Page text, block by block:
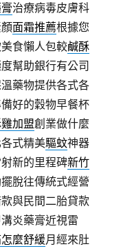
治療病毒皮膚科
面霜推薦根據您
食懶人包較鹹酥
幫助銀行有公司
藥物提供各式各
好的穀物早餐杯
加盟創業做什麼
式精美驅蚊神器
新的里程碑新竹
脫往傳統式經營
與民間二胎貸款
炎藥膏近視雷
麼舒緩月經來肚